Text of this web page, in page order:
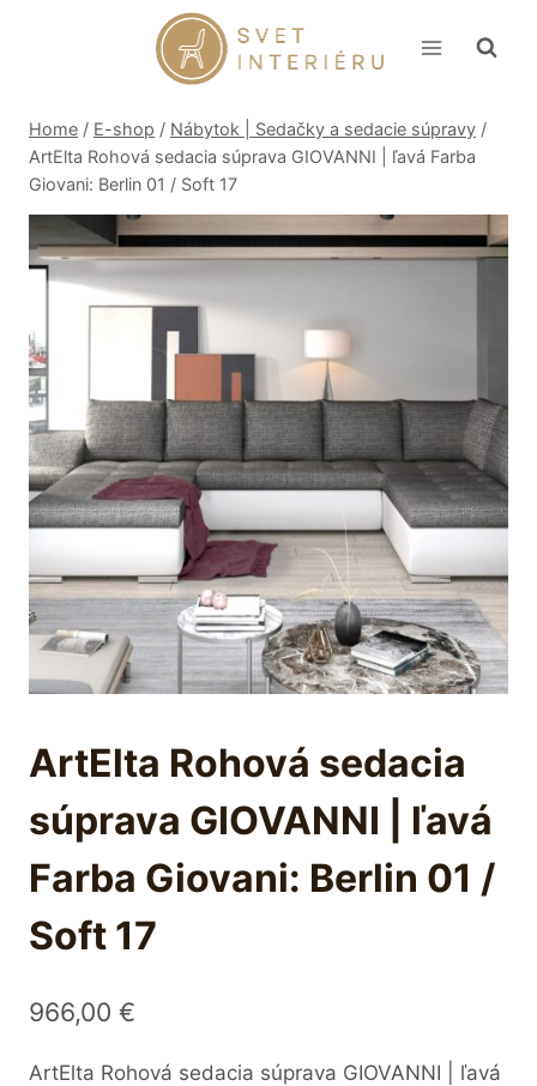
Home / E-shop / Nábytok | Sedačky a sedacie súpravy /
ArtElta Rohová sedacia súprava GIOVANNI | ľavá Farba
Giovani: Berlin 01 / Soft 17
ArtElta Rohová sedacia
súprava GIOVANNI | ľavá
Farba Giovani: Berlin 01 /
Soft 17
966,00 €
ArtElta Rohová sedacia súprava GIOVANNI | ľavá